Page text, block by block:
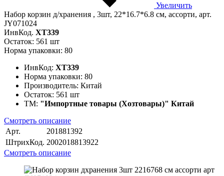
Увеличить
Набор корзин д/хранения , 3шт, 22*16.7*6.8 см, ассорти, арт.
JY071024
ИнвКод. ХТ339
Остаток: 561 шт
Норма упаковки: 80
ИнвКод: ХТ339
Норма упаковки: 80
Производитель: Китай
Остаток: 561 шт
ТМ: "Импортные товары (Хозтовары)" Китай
Смотреть описание
Арт.
201881392
ШтрихКод. 2002018813922
Смотреть описание